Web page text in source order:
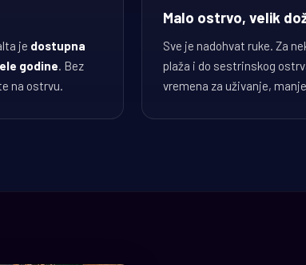
je dostupna
godine. Bez
na ostrvu.
Malo ostrvo, velik
Sve je nadohvat ruke. Za
plaža i do sestrinskog
vremena za uživanje,